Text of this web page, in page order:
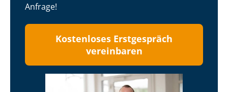
Anfrage!
Kostenloses Erstgespräch
vereinbaren